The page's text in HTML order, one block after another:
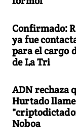
Confirmado:
ya fue
para el cargo
de La Tri
ADN rechaza
Hurtado llame
Noboa